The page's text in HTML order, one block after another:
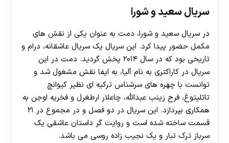
سریال سعید و شورا
در سریال سعید و شورا، دمت به عنوان یکی از نقش های
مکمل حضور پیدا کرد. این سریال یک سریال عاشقانه، درام و
تاریخی بود که در سال ۲۰۱۴ پخش گردید. دمت در این
سریال در کاراکتری به نام آلیا، به ایفا نقش مشغول شد و
توانست با چهره های سرشناس ترکیه ای نظیر کیوانچ
تاتلیتوغ، فرح زینب عبدالله، چاعلار ارطغرل و فخریه اوجن به
همکاری بپردازد. این سریال در دو فصل و در مجموع در ۲۱
قسمت ساخته شده است و روایت گر داستان عاشقی یک
سرباز ترک تبار و یک نجیب زاده روسی می باشد.